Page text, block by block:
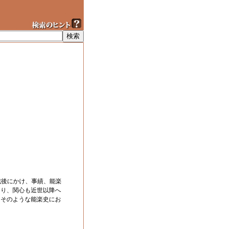
にかけ、事績、能楽
、関心も近世以降へ
のような能楽史にお